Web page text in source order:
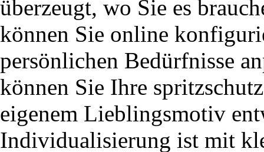
überzeugt, wo Sie es
können Sie online
persönlichen Bedürfnisse
können Sie Ihre
eigenem Lieblingsmotiv
Individualisierung ist mit